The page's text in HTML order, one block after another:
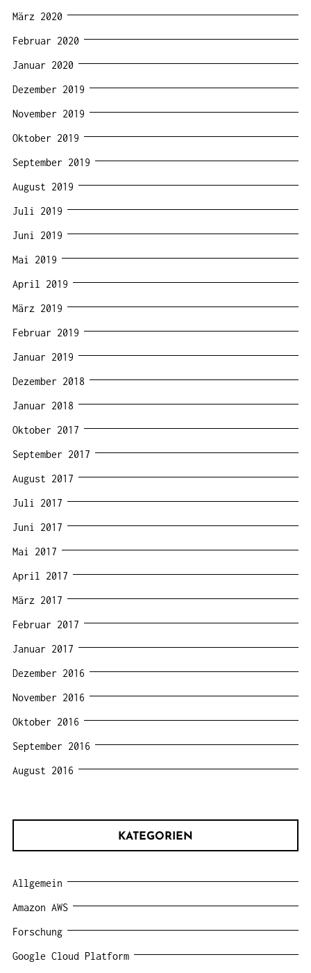
März 2020
Februar 2020
Januar 2020
Dezember 2019
November 2019
Oktober 2019
September 2019
August 2019
Juli 2019
Juni 2019
Mai 2019
April 2019
März 2019
Februar 2019
Januar 2019
Dezember 2018
Januar 2018
Oktober 2017
September 2017
August 2017
Juli 2017
Juni 2017
Mai 2017
April 2017
März 2017
Februar 2017
Januar 2017
Dezember 2016
November 2016
Oktober 2016
September 2016
August 2016
KATEGORIEN
Allgemein
Amazon AWS
Forschung
Google Cloud Platform